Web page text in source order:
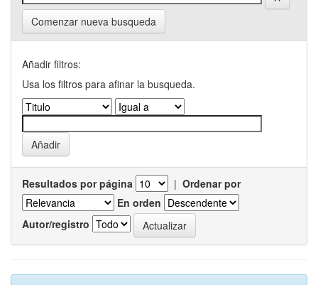
Comenzar nueva busqueda
Añadir filtros:
Usa los filtros para afinar la busqueda.
Resultados por página | Ordenar por
En orden
Autor/registro